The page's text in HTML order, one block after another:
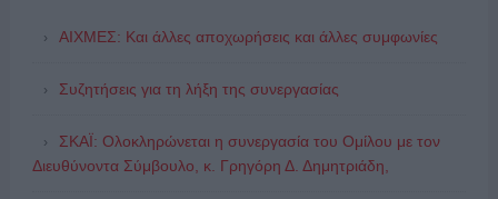
ΑΙΧΜΕΣ: Και άλλες αποχωρήσεις και άλλες συμφωνίες
Συζητήσεις για τη λήξη της συνεργασίας
ΣΚΑΪ: Ολοκληρώνεται η συνεργασία του Ομίλου με τον
Διευθύνοντα Σύμβουλο, κ. Γρηγόρη Δ. Δημητριάδη,